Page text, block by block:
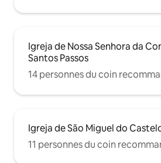
Igreja de Nossa Senhora da
Santos Passos
14 personnes du coin
Igreja de São Miguel do
11 personnes du coin